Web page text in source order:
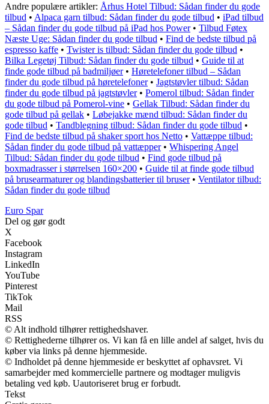
Andre populære artikler: Århus Hotel Tilbud: Sådan finder du gode
tilbud • Alpaca garn tilbud: Sådan finder du gode tilbud • iPad tilbud
– Sådan finder du gode tilbud på iPad hos Power• Tilbud Føtex
Næste Uge: Sådan finder du gode tilbud • Find de bedste tilbud på
espresso kaffe • Twister is tilbud: Sådan finder du gode tilbud •
Bilka Legetøj Tilbud: Sådan finder du gode tilbud • Guide til at
finde gode tilbud på badmiljøer• Høretelefoner tilbud – Sådan
finder du gode tilbud på høretelefoner• Jagtstøvler tilbud: Sådan
finder du gode tilbud på jagtstøvler• Pomerol tilbud: Sådan finder
du gode tilbud på Pomerol-vine • Gellak Tilbud: Sådan finder du
gode tilbud på gellak • Løbejakke mænd tilbud: Sådan finder du
gode tilbud • Tandblegning tilbud: Sådan finder du gode tilbud •
Find de bedste tilbud på shaker sport hos Netto • Vattæppe tilbud:
Sådan finder du gode tilbud på vattæpper• Whispering Angel
Tilbud: Sådan finder du gode tilbud • Find gode tilbud på
boxmadrasser i størrelsen 160×200 • Guide til at finde gode tilbud
på brusearmaturer og blandingsbatterier til bruser• Ventilator tilbud:
Sådan finder du gode tilbud
Euro Spar
Del og gør godt
X
Facebook
Instagram
LinkedIn
YouTube
Pinterest
TikTok
Mail
RSS
© Alt indhold tilhører rettighedshaver.
© Rettighederne tilhører os. Vi kan få en lille andel af salget, hvis du
køber via links på denne hjemmeside.
© Indholdet på denne hjemmeside er beskyttet af ophavsret. Vi
samarbejder med kommercielle partnere og modtager muligvis
betaling ved køb. Uautoriseret brug er forbudt.
Tekst